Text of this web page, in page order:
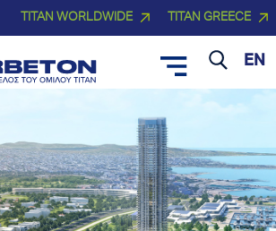
TITAN WORLDWIDE TITAN GREECE
EN